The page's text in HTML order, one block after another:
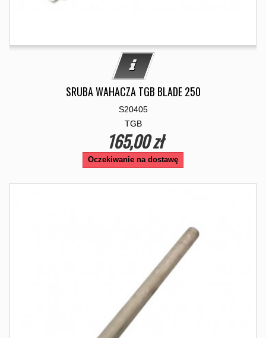
SRUBA WAHACZA TGB BLADE 250
S20405
TGB
165,00 zł
Oczekiwanie na dostawę